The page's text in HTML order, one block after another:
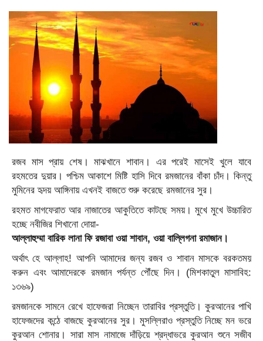
রজব মাস প্রায় শেষ। মাঝখানে শাবান। এর পরেই মাসেই খুলে যাবে
রহমতের দুয়ার। পশ্চিম আকাশে মিষ্টি হাসি দিবে রমজানের বাঁকা চাঁদ। কিন্তু
মুমিনের হৃদয় আঙ্গিনায় এখনই বাজতে শুরু করেছে রমজানের সুর।
রহমত মাগফেরাত আর নাজাতের আকুতিতে কাটছে সময়। মুখে মুখে উচ্চারিত
হচ্ছে নবীজির শিখানো দোয়া-
আল্লাহুম্মা বারিক লানা ফি রজাবা ওয়া শাবান, ওয়া বাল্লিগনা রমাজান।
অর্থাৎ হে আল্লাহ! আপনি আমাদের জন্য রজব ও শাবান মাসকে বরকতময়
করুন এবং আমাদেরকে রমজান পর্যন্ত পৌঁছে দিন। (মিশকাতুল মাসাবিহ:
১৩৬৯)
রমজানকে সামনে রেখে হাফেজরা নিচ্ছেন তারাবির প্রস্তুতি। কুরআনের পাখি
হাফেজদের কন্ঠে বাজছে কুরআনের সুর। মুসল্লিরাও প্রস্তুতি নিচ্ছে মন ভরে
কুরআন শোনার। সারা মাস নামাজে দাঁড়িয়ে শ্রদ্ধাভরে কুরআন শুনে সজীব